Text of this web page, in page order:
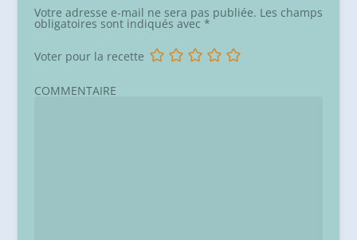
Votre adresse e-mail ne sera pas publiée. Les champs
obligatoires sont indiqués avec *
Voter pour la recette
COMMENTAIRE